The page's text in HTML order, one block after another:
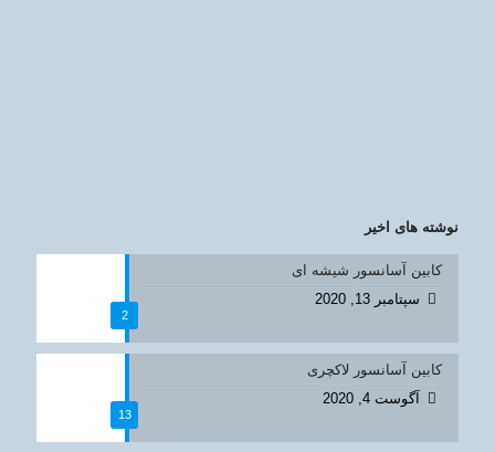
نوشته های اخیر
2
کابین آسانسور شیشه ای
سپتامبر 13, 2020
13
کابین آسانسور لاکچری
آگوست 4, 2020